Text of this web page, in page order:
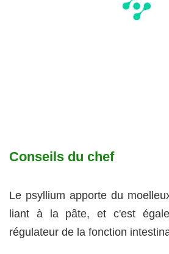
Conseils du chef
Le psyllium apporte du
liant à la pâte, et c'est
régulateur de la fonction